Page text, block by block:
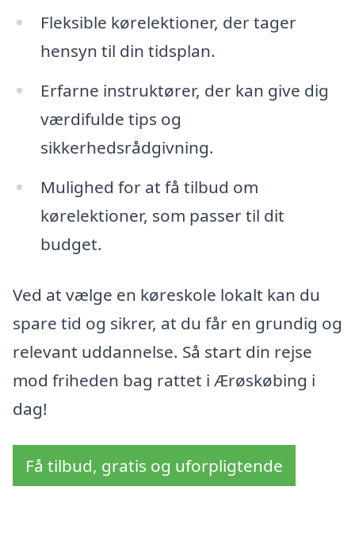
Fleksible kørelektioner, der tager
hensyn til din tidsplan.
Erfarne instruktører, der kan give dig
værdifulde tips og
sikkerhedsrådgivning.
Mulighed for at få tilbud om
kørelektioner, som passer til dit
budget.
Ved at vælge en køreskole lokalt kan du
spare tid og sikrer, at du får en grundig og
relevant uddannelse. Så start din rejse
mod friheden bag rattet i Ærøskøbing i
dag!
Få tilbud, gratis og uforpligtende